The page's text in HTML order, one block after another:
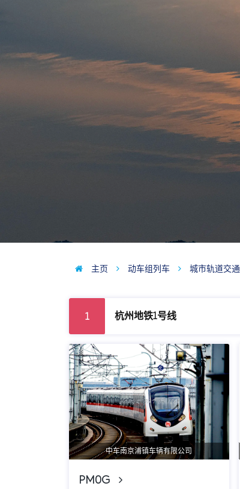
主页 动车组列车 城市轨道交通
1 杭州地铁1号线
中车南京浦镇车辆有限公司
PM0G